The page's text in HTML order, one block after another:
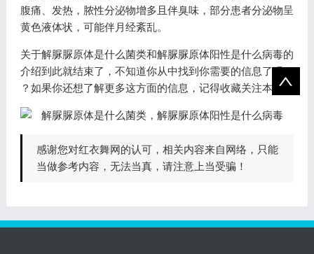
腹痛、发热，脓性分泌物增多且伴臭味，部分患者分泌物呈
黄色液体状，可能伴月经紊乱。
关于解脲脲原体是什么菌类和解脲脲原体阳性是什么病毒的
介绍到此就结束了，不知道你从中找到你需要的信息了吗
？如果你还想了解更多这方面的信息，记得收藏关注本站。
感谢您对红衣舞网的认可，相关内容来自网络，只能
当做参考内容，无法当真，请注意上当受骗！